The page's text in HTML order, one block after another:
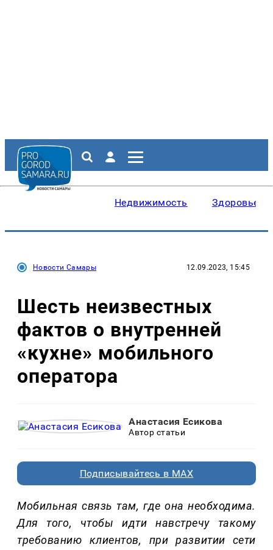
Недвижимость Здоровье
Новости Самары 12.09.2023, 15:45
Шесть неизвестных
фактов о внутренней
«кухне» мобильного
оператора
Анастасия Есикова
Автор статьи
Подписывайтесь в MAX
Мобильная связь там, где она необходима.
Для того, чтобы идти навстречу такому
требованию клиентов, при развитии сети